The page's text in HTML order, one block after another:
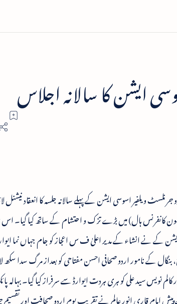
ایشن کا سالانہ اجلاس
جرنلسٹ ویلفیر اسوسی ایشن کے پہلے سالانہ جلسہ کا انعقاد نیشنل
کانفرنس ہال) میں بڑے تزک و احتشام کے ساتھ کیا گیا۔ اس
کے نے انشاء کے مدیر اعلیٰ ف س اعجاز کو جام جہاں نما
بنگال کے نامور اردو صحافی احسن مفتاحی کو بعداز مرگ سدا سکھ
نویس سید علی کو ہری ہردت ایوارڈ سے سرفراز کیا گیا۔ بہالہ
امام قاری انور عالم نے تقریب یوم اردو صحافت اور تقسیم